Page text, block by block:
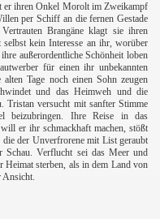
er ihren Onkel Morolt im Zweikampf
per Schiff an die fernen Gestade
Brangäne klagt sie ihren
kein Interesse an ihr, worüber
außerordentliche Schönheit loben
für einen ihr unbekannten
Tage noch einen Sohn zeugen
und das Heimweh und die
Tristan versucht mit sanfter Stimme
beizubringen. Ihre Reise in das
er ihr schmackhaft machen, stößt
der Unverfrorene mit List geraubt
Schau. Verflucht sei das Meer und
sterben, als in dem Land von
Ansicht.